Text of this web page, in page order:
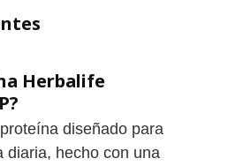
Herbalife
diseñado para
diaria, hecho con una